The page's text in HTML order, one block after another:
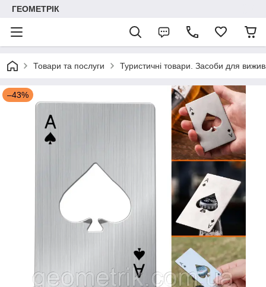
ГЕОМЕТРІК
Товари та послуги Туристичні товари. Засоби для
–43%